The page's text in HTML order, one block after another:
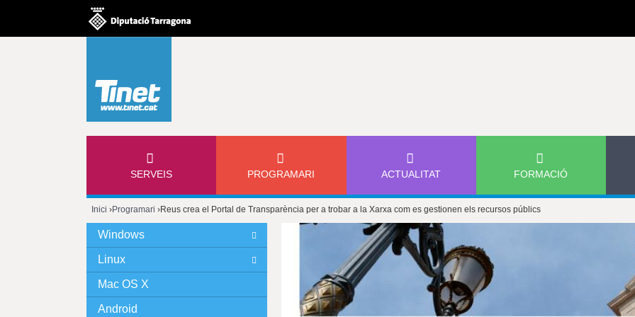
E
N
SERVEIS PROGRAMARI ACTUALITAT FORMACIÓ
Esteu
aquí
Inici ›Programari ›Reus crea el Portal de Transparència per a trobar a la Xarxa com es gestionen els recursos públics
Windows
Linux
Mac OS X
Android